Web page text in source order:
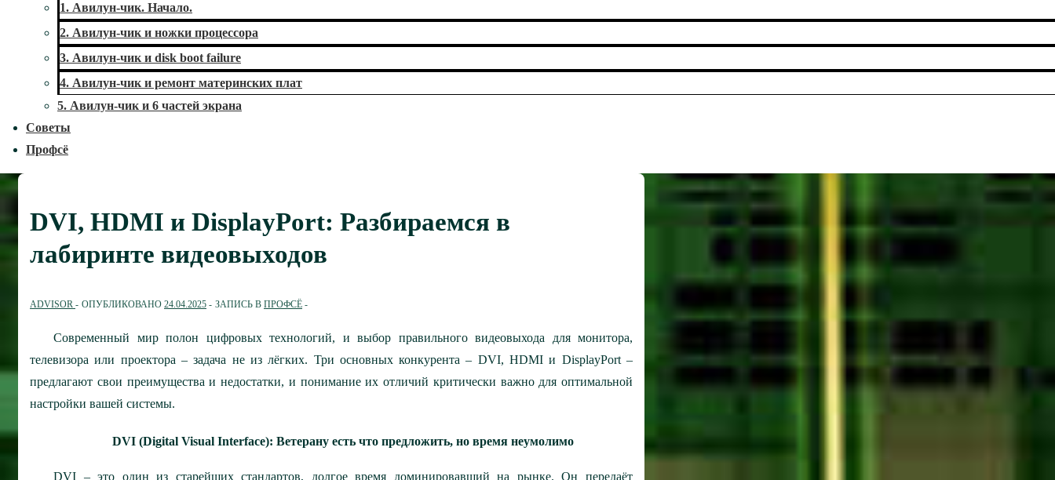
1. Авилун-чик. Начало.
2. Авилун-чик и ножки процессора
3. Авилун-чик и disk boot failure
4. Авилун-чик и ремонт материнских плат
5. Авилун-чик и 6 частей экрана
Советы
Профсё
DVI, HDMI и DisplayPort: Разбираемся в
лабиринте видеовыходов
ADVISOR ОПУБЛИКОВАНО 24.04.2025 ЗАПИСЬ В ПРОФСЁ
Современный мир полон цифровых технологий, и выбор правильного видеовыхода для монитора,
телевизора или проектора – задача не из лёгких. Три основных конкурента – DVI, HDMI и DisplayPort –
предлагают свои преимущества и недостатки, и понимание их отличий критически важно для оптимальной
настройки вашей системы.
DVI (Digital Visual Interface): Ветерану есть что предложить, но время неумолимо
DVI – это один из старейших стандартов, долгое время доминировавший на рынке. Он передаёт